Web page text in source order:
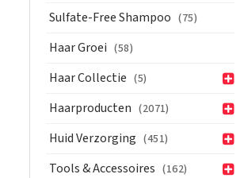
Sulfate-Free Shampoo (75)
Haar Groei (58)
Haar Collectie (5)
Haarproducten (2071)
Huid Verzorging (451)
Tools & Accessoires (162)